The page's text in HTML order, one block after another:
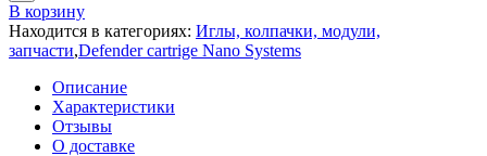
В корзину
Находится в категориях: Иглы, колпачки, модули,
запчасти,Defender cartrige Nano Systems
Описание
Характеристики
Отзывы
О доставке